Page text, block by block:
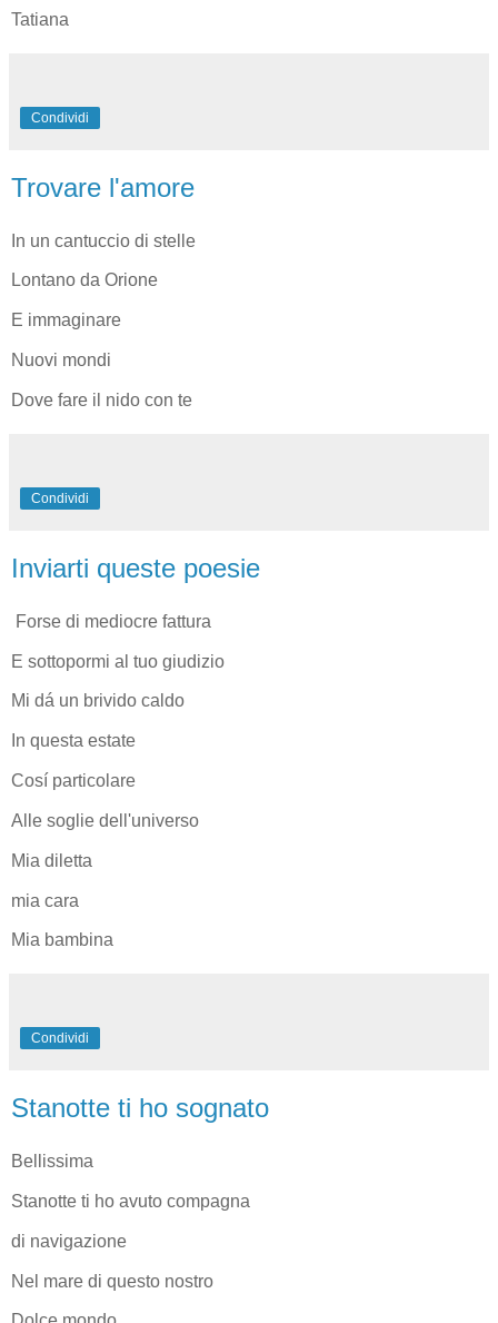
Tatiana
Condividi
Trovare l'amore
In un cantuccio di stelle
Lontano da Orione
E immaginare
Nuovi mondi
Dove fare il nido con te
Condividi
Inviarti queste poesie
Forse di mediocre fattura
E sottopormi al tuo giudizio
Mi dá un brivido caldo
In questa estate
Cosí particolare
Alle soglie dell'universo
Mia diletta
mia cara
Mia bambina
Condividi
Stanotte ti ho sognato
Bellissima
Stanotte ti ho avuto compagna
di navigazione
Nel mare di questo nostro